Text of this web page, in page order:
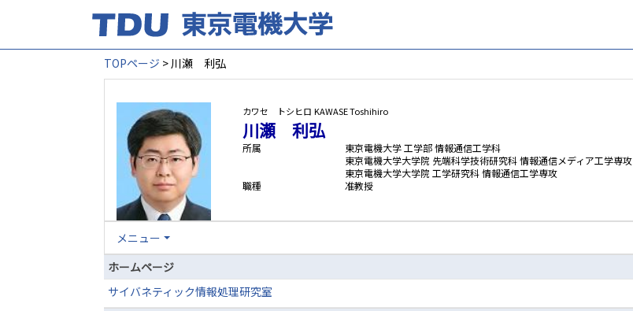
TOPページ > 川瀬 利弘
カワセ トシヒロ KAWASE Toshihiro
川瀬 利弘
所属
東京電機大学 工学部 情報通信工学科
東京電機大学大学院 先端科学技術研究科 情報通信メディア工学専攻
東京電機大学大学院 工学研究科 情報通信工学専攻
職種
准教授
メニュー
ホームページ
サイバネティック情報処理研究室